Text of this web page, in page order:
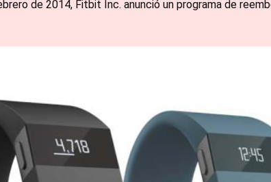
de 2014, Fitbit Inc. anunció un programa de